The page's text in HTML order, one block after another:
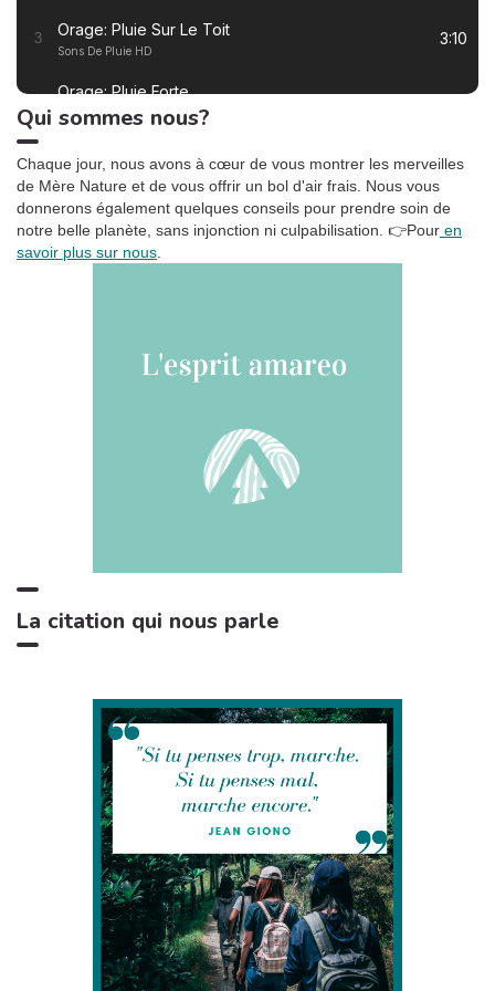
l’usage sont-elles
3 Orage: Pluie Sur Le Toit
Sons De Pluie HD
3:10
Orage: Pluie Forte
Sons De Pluie HD
2:55
5
Oasis de sommeil
3:27
6 La tempête tropicale à l'horizon
Somnolent Jean
1:42
Qui sommes nous?
Chaque jour, nous avons à cœur de vous montrer les merveilles
de Mère Nature et de vous offrir un bol d'air frais. Nous vous
donnerons également quelques conseils pour prendre soin de
notre belle planète, sans injonction ni culpabilisation. 👉Pour en
savoir plus sur nous
La citation qui nous parle